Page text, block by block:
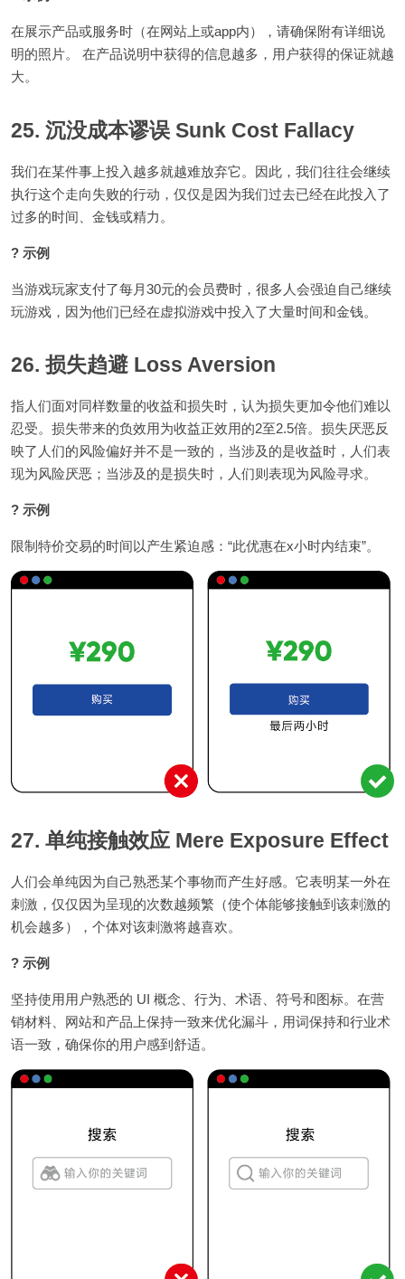
在展示产品或服务时（在网站上或app内），请确保附有详细说
明的照片。 在产品说明中获得的信息越多，用户获得的保证就越
大。
25. 沉没成本谬误 Sunk Cost Fallacy
我们在某件事上投入越多就越难放弃它。因此，我们往往会继续
执行这个走向失败的行动，仅仅是因为我们过去已经在此投入了
过多的时间、金钱或精力。
? 示例
当游戏玩家支付了每月30元的会员费时，很多人会强迫自己继续
玩游戏，因为他们已经在虚拟游戏中投入了大量时间和金钱。
26. 损失趋避 Loss Aversion
指人们面对同样数量的收益和损失时，认为损失更加令他们难以
忍受。损失带来的负效用为收益正效用的2至2.5倍。损失厌恶反
映了人们的风险偏好并不是一致的，当涉及的是收益时，人们表
现为风险厌恶；当涉及的是损失时，人们则表现为风险寻求。
? 示例
限制特价交易的时间以产生紧迫感：“此优惠在x小时内结束”。
27. 单纯接触效应 Mere Exposure Effect
人们会单纯因为自己熟悉某个事物而产生好感。它表明某一外在
刺激，仅仅因为呈现的次数越频繁（使个体能够接触到该刺激的
机会越多），个体对该刺激将越喜欢。
? 示例
坚持使用用户熟悉的 UI 概念、行为、术语、符号和图标。在营
销材料、网站和产品上保持一致来优化漏斗，用词保持和行业术
语一致，确保你的用户感到舒适。